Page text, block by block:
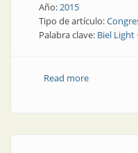
Año:2015
Tipo de artículo:
Palabra clave: Biel Light
Read moreabout